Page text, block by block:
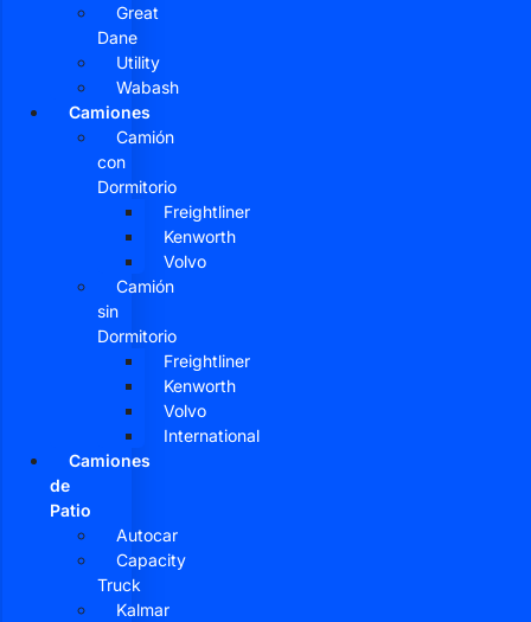
Great
Dane
Utility
Wabash
Camiones
Camión
con
Dormitorio
Freightliner
Kenworth
Volvo
Camión
sin
Dormitorio
Freightliner
Kenworth
Volvo
International
Camiones
de
Patio
Autocar
Capacity
Truck
Kalmar